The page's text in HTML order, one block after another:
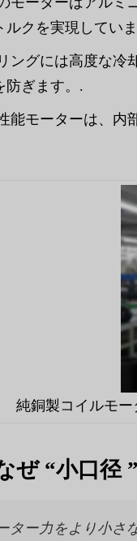
ルクを実現してい
ングには高度な冷
防ぎます。.
能モーターは、内
純銅製コイルモ
ぜ “小口径
ター力をより小さ